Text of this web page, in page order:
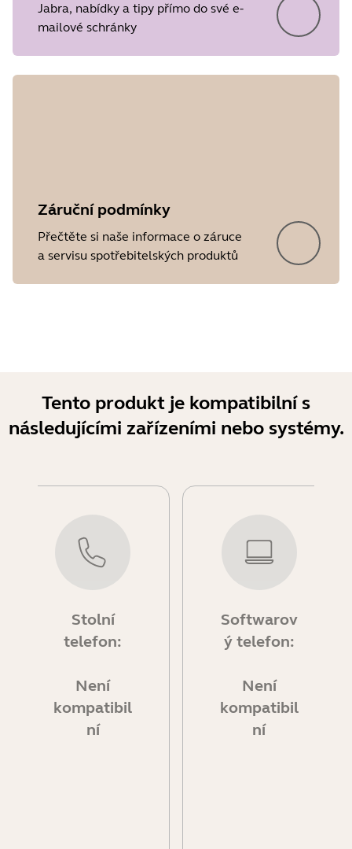
Jabra, nabídky a tipy přímo do své e-
mailové schránky
Záruční podmínky
Přečtěte si naše informace o záruce
a servisu spotřebitelských produktů
Tento produkt je kompatibilní s
následujícími zařízeními nebo systémy.
Stolní
telefon:
Není
kompatibil
ní
Softwarov
ý telefon:
Není
kompatibil
ní